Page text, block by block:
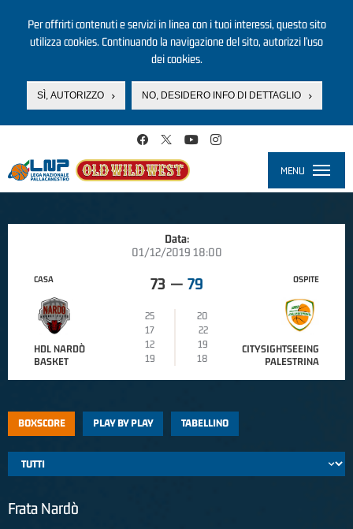
Per offrirti contenuti e servizi in linea con i tuoi interessi, questo sito
utilizza cookies. Continuando la navigazione del sito, autorizzi l’uso
dei cookies.
SÌ, AUTORIZZO NO, DESIDERO INFO DI DETTAGLIO
MENU
Data:
01/12/2019 18:00
CASA
HDL NARDÒ
BASKET
73 — 79
25
20
17
22
12
19
19
18
OSPITE
CITYSIGHTSEEING
PALESTRINA
BOXSCORE PLAY BY PLAY TABELLINO
Frata Nardò